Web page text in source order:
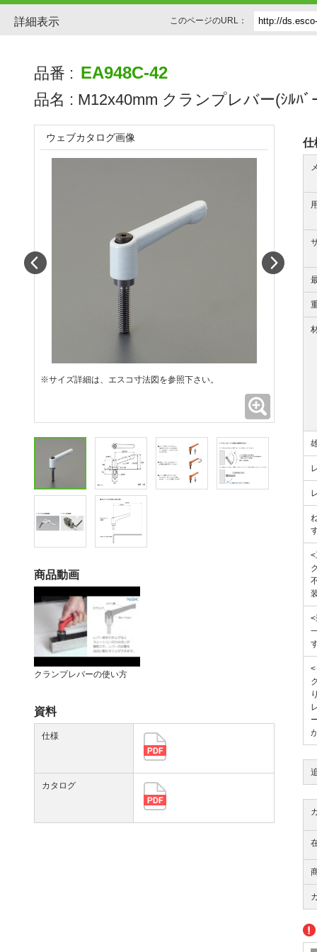
詳細表示 このページのURL：
品番 : EA948C-42
品名 : M12x40mm クランプレバー(ｼﾙﾊﾞ
仕
<
<
<
ウェブカタログ画像
※サイズ詳細は、エスコ寸法図を参照下さい。
商品動画
クランプレバーの使い方
資料
仕様
カタログ